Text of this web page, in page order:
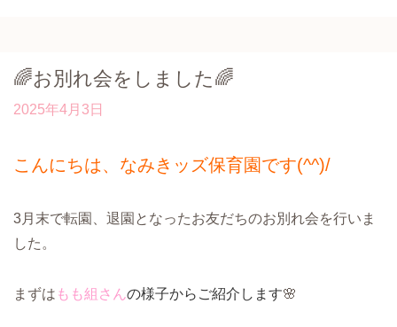
🌈お別れ会をしました🌈
2025年4月3日
こんにちは、なみきッズ保育園です(^^)/
3月末で転園、退園となったお友だちのお別れ会を行いま
した。
まずは もも組さんの様子からご紹介します🌸